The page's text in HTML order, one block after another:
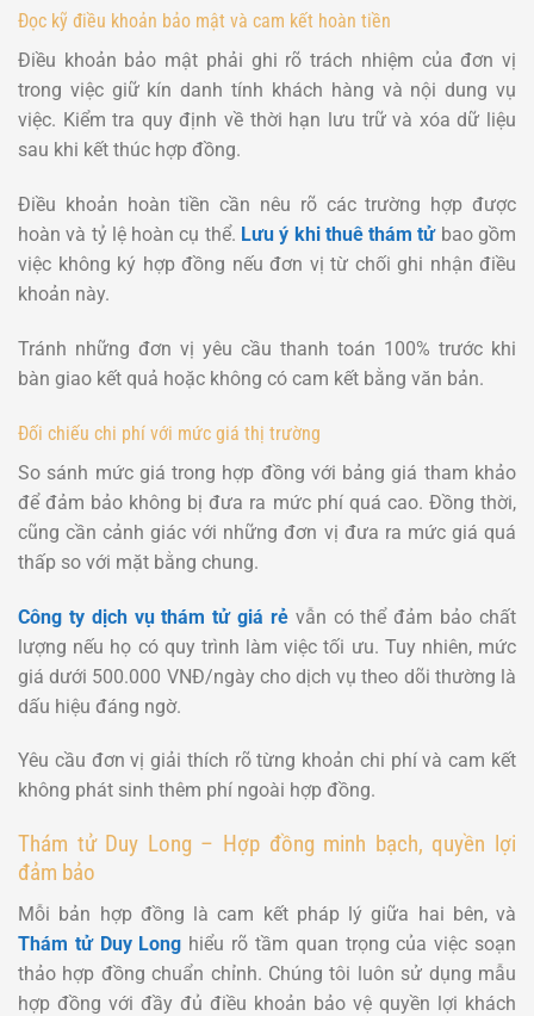
Đọc kỹ điều khoản bảo mật và cam kết hoàn tiền
Điều khoản bảo mật phải ghi rõ trách nhiệm của đơn vị
trong việc giữ kín danh tính khách hàng và nội dung vụ
việc. Kiểm tra quy định về thời hạn lưu trữ và xóa dữ liệu
sau khi kết thúc hợp đồng.
Điều khoản hoàn tiền cần nêu rõ các trường hợp được
hoàn và tỷ lệ hoàn cụ thể. Lưu ý khi thuê thám tửbao gồm
việc không ký hợp đồng nếu đơn vị từ chối ghi nhận điều
khoản này.
Tránh những đơn vị yêu cầu thanh toán 100% trước khi
bàn giao kết quả hoặc không có cam kết bằng văn bản.
Đối chiếu chi phí với mức giá thị trường
So sánh mức giá trong hợp đồng với bảng giá tham khảo
để đảm bảo không bị đưa ra mức phí quá cao. Đồng thời,
cũng cần cảnh giác với những đơn vị đưa ra mức giá quá
thấp so với mặt bằng chung.
Công ty dịch vụ thám tử giá rẻvẫn có thể đảm bảo chất
lượng nếu họ có quy trình làm việc tối ưu. Tuy nhiên, mức
giá dưới 500.000 VNĐ/ngày cho dịch vụ theo dõi thường là
dấu hiệu đáng ngờ.
Yêu cầu đơn vị giải thích rõ từng khoản chi phí và cam kết
không phát sinh thêm phí ngoài hợp đồng.
Thám tử Duy Long – Hợp đồng minh bạch, quyền lợi
đảm bảo
Mỗi bản hợp đồng là cam kết pháp lý giữa hai bên, và
Thám tử Duy Long hiểu rõ tầm quan trọng của việc soạn
thảo hợp đồng chuẩn chỉnh. Chúng tôi luôn sử dụng mẫu
hợp đồng với đầy đủ điều khoản bảo vệ quyền lợi khách